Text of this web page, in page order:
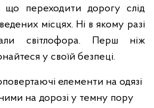
що переходити дорогу слід
місцях. Ні в якому разі
світлофора. Перш ніж
у своїй безпеці.
елементи на одязі
на дорозі у темну пору